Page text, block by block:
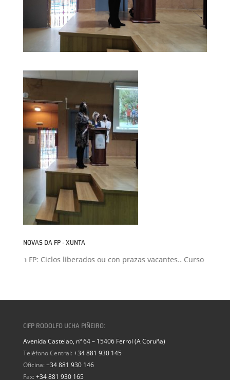
NOVAS DA FP - XUNTA
FP: Ciclos liberados ou con prazas vacantes.. Curso 2026-
CIFP RODOLFO UCHA PIÑEIRO:
Avenida Castelao, nº 64 – 15406 Ferrol (A Coruña)
Teléfono Central: +34 881 930 145
Oficina: +34 881 930 146
Fax: +34 881 930 165